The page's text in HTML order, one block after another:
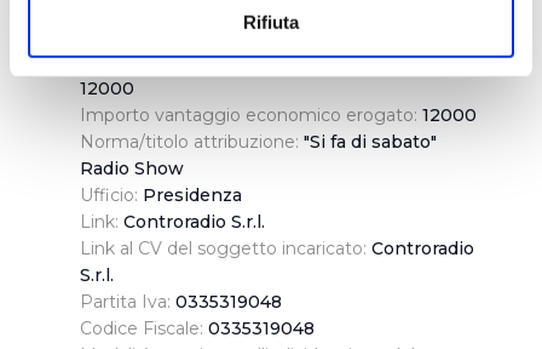
raccogliere informazioni sulla tua posizione
Identificare il tuo dispositivo, scansionandolo
attivamente alla ricerca di caratteristiche specifiche
(impronte digitali).
Approfondisci come vengono elaborati i tuoi dati personali
e imposta le tue preferenze nella
modificare o ritirare il tuo consenso in qualsiasi momento
dalla Dichiarazione sui cookie.
Utilizziamo dei cookie tecnici necessari per rendere
Rifiuta
Controradio S.r.l.
Importo vantaggio economico riconosciuto:
12000
Importo vantaggio economico erogato: 12000
Norma/titolo attribuzione: "Si fa di sabato"
Radio Show
Ufficio: Presidenza
Link: Controradio S.r.l.
Link al CV del soggetto incaricato: Controradio
S.r.l.
Partita Iva: 0335319048
Codice Fiscale: 0335319048